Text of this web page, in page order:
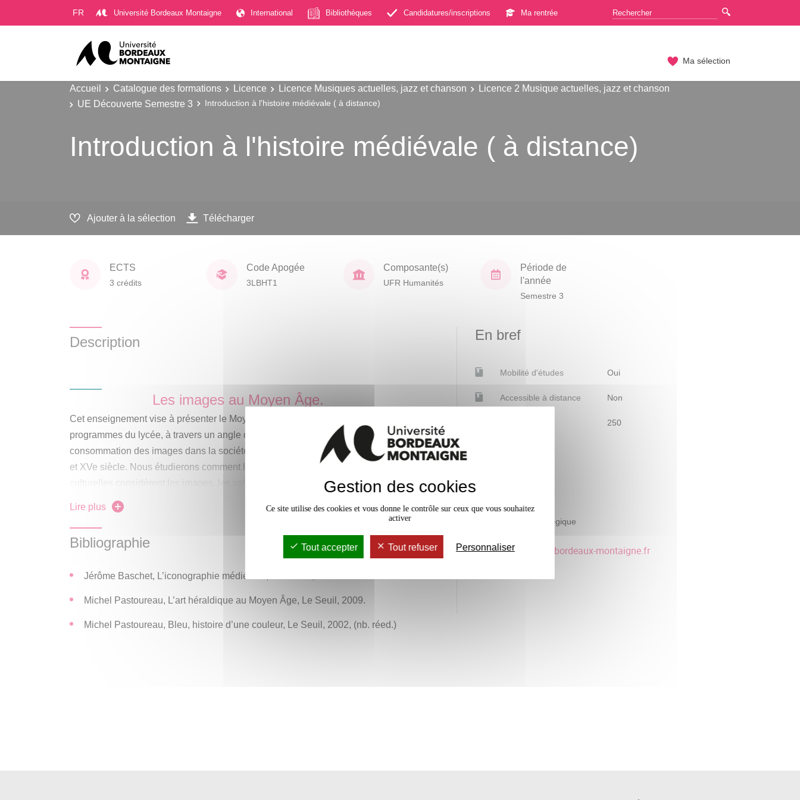
FR Université Bordeaux Montaigne International Bibliothèques Candidatures/inscriptions Ma rentrée
Ma sélection
Accueil Catalogue des formations Licence Licence Musiques actuelles, jazz et chanson
Licence 2 Musique actuelles, jazz et chanson
UE Découverte Semestre 3
Introduction à l'histoire médiévale ( à distance)
Introduction à l'histoire médiévale ( à distance)
Ajouter à la sélection Télécharger
ECTS
3 crédits
Code Apogée
3LBHT1
Composante(s)
UFR Humanités
Période de
l'année
Semestre 3
Description
Les images au Moyen Âge.
Cet enseignement vise à présenter le Moyen Âge, négligé dans les
programmes du lycée, à travers un angle d’attaque simple : la production et la
consommation des images dans la société chrétienne occidentale entre les Ve
et XVe siècle. Nous étudierons comment les autorités religieuses, politiques et
culturelles considèrent les images, les valorisent ou limitent leur usage. Ce sera
également l’occasion de mettre en place une culture générale de la période, à
travers des repères chronologiques, politiques, culturels. Christianisation,
formation des grands ensembles politiques, principales évolutions socio-
économiques seront abordées en images.
Lire plus
Bibliographie
Jérôme Baschet, L’iconographie médiévale, Gallimard, 2008.
Michel Pastoureau, L’art héraldique au Moyen Âge, Le Seuil, 2009.
Michel Pastoureau, Bleu, histoire d’une couleur, Le Seuil, 2002, (nb. réed.)
En bref
Mobilité d'études Oui
Accessible à distance Non
250
Roxane Chilà
Responsable pédagogique
roxane.chila
u-bordeaux-montaigne.fr
Gestion des cookies
Ce site utilise des cookies et vous donne le contrôle sur ceux que vous souhaitez
activer
Tout accepter Tout refuser Personnaliser